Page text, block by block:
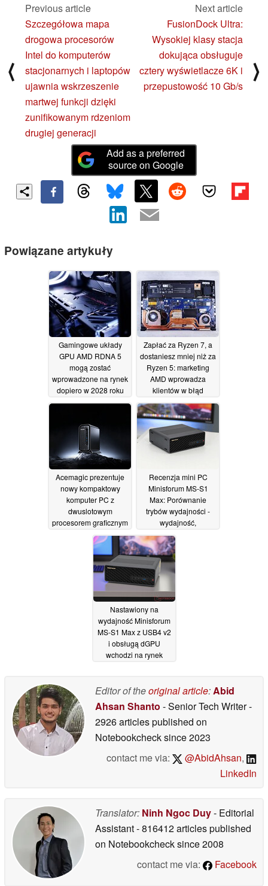
⟨
Previous article
Szczegółowa mapa
drogowa procesorów
Intel do komputerów
stacjonarnych i laptopów
ujawnia wskrzeszenie
martwej funkcji dzięki
zunifikowanym rdzeniom
drugiej generacji
Next article
FusionDock Ultra:
Wysokiej klasy stacja
dokująca obsługuje
cztery wyświetlacze 6K i
przepustowość 10 Gb/s
⟩
Add as a preferred
source on Google
Powiązane artykuły
Gamingowe układy
GPU AMD RDNA 5
mogą zostać
wprowadzone na rynek
dopiero w 2028 roku
09/06/2026
Zapłać za Ryzen 7, a
dostaniesz mniej niż za
Ryzen 5: marketing
AMD wprowadza
klientów w błąd
28/05/2026
Acemagic prezentuje
nowy kompaktowy
komputer PC z
dwuslotowym
procesorem graficznym
i obsługą procesorów
do komputerów
stacjonarnych24/05/2026
Recenzja mini PC
Minisforum MS-S1
Max: Porównanie
trybów wydajności -
wydajność,
zrównoważony i cichy
28/09/2025
Nastawiony na
wydajność Minisforum
MS-S1 Max z USB4 v2
i obsługą dGPU
wchodzi na rynek
Editor of theoriginal article:Abid
Ahsan Shanto - Senior Tech Writer-
2926 articles published on
Notebookchecksince 2023
contact me via:
@AbidAhsan,
LinkedIn
Translator: Ninh Ngoc Duy- Editorial
Assistant- 816412 articles published
on Notebookchecksince 2008
contact me via:
Facebook